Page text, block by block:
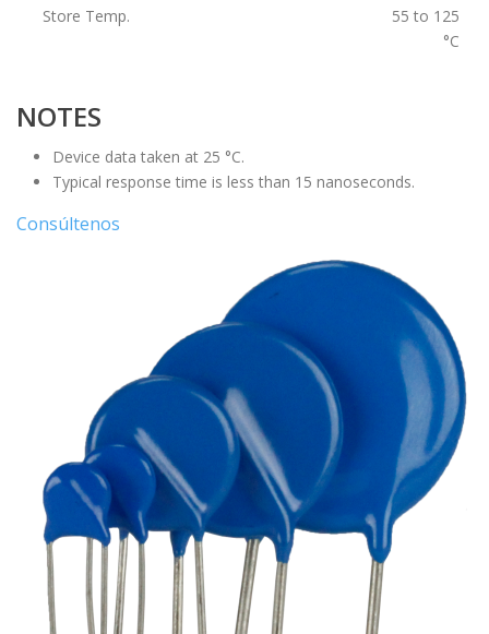
Store Temp.
55 to 125
°C
NOTES
Device data taken at 25 °C.
Typical response time is less than 15 nanoseconds.
Consúltenos